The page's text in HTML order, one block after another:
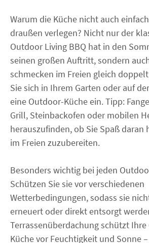
Warum die Küche nicht auch
draußen verlegen? Nicht nur der
Outdoor Living BBQ hat in den
seinen großen Auftritt, sondern
schmecken im Freien gleich
Sie sich in Ihrem Garten oder auf
eine Outdoor-Küche ein. Tipp:
Grill, Steinbackofen oder mobilen
herauszufinden, ob Sie Spaß daran
im Freien zuzubereiten.
Besonders wichtig bei jeden
Schützen Sie sie vor verschiedenen
Wetterbedingungen, sodass sie
erneuert oder direkt entsorgt
Terrassenüberdachung schützt
Küche vor Feuchtigkeit und Sonne